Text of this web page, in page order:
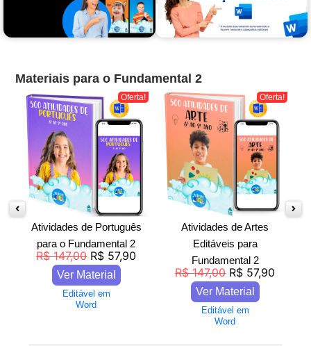
Materiais para o Fundamental 2
Oferta!
Atividades de Português
para o Fundamental 2
R$147,00 R$ 57,90
Ver Material
Editável em
Word
Oferta!
Atividades de Artes
Editáveis para
Fundamental 2
R$147,00 R$ 57,90
Ver Material
Editável em
Word